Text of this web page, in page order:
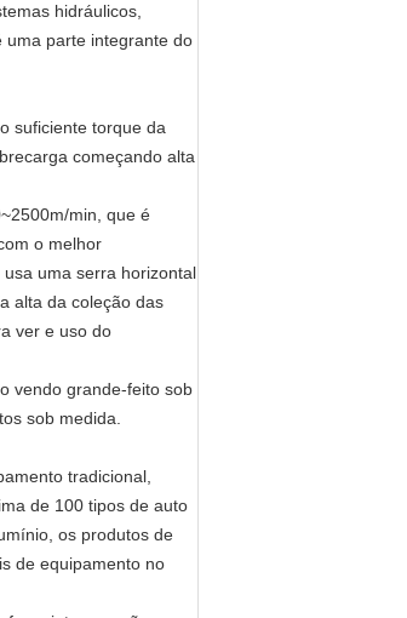
hidráulicos,
uma parte integrante do
suficiente torque da
começando alta
min, que é
o melhor
uma serra horizontal
alta da coleção das
ver e uso do
vendo grande-feito sob
sob medida.
tradicional,
de 100 tipos de auto
os produtos de
de equipamento no